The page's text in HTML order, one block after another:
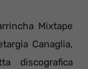
Mixtape
Canaglia,
discografica